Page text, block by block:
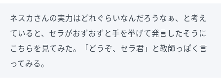
ネスカさんの実力はどれぐらいなんだろうなぁ、と考え
ていると、セラがおずおずと手を挙げて発言したそうに
こちらを見てみた。「どうぞ、セラ君」と教師っぽく言
ってみる。